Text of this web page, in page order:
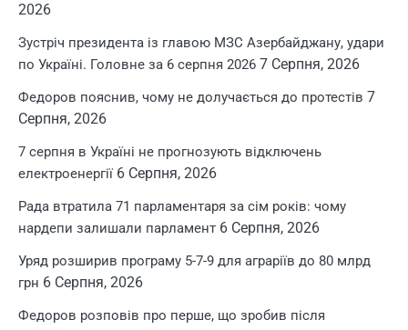
2026
Зустріч президента із главою МЗС Азербайджану, удари
по Україні. Головне за 6 серпня 2026 7 Серпня, 2026
Федоров пояснив, чому не долучається до протестів 7
Серпня, 2026
7 серпня в Україні не прогнозують відключень
електроенергії 6 Серпня, 2026
Рада втратила 71 парламентаря за сім років: чому
нардепи залишали парламент 6 Серпня, 2026
Уряд розширив програму 5-7-9 для аграріїв до 80 млрд
грн 6 Серпня, 2026
Федоров розповів про перше, що зробив після